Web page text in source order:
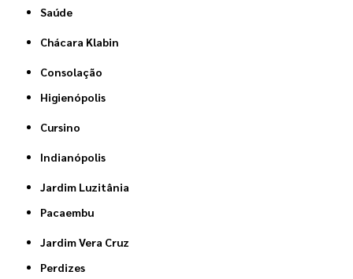
Saúde
Chácara Klabin
Consolação
Higienópolis
Cursino
Indianópolis
Jardim Luzitânia
Pacaembu
Jardim Vera Cruz
Perdizes